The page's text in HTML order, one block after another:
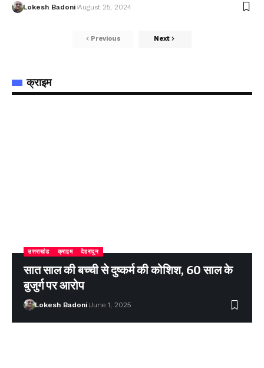
Lokesh Badoni August 25, 2024
Previous Next
क्राइम
उत्तराखंड क्राइम देहरादून
सात साल की बच्ची से दुष्कर्म की कोशिश, 60 साल के
बुजुर्ग पर आरोप
Lokesh Badoni June 1, 2025